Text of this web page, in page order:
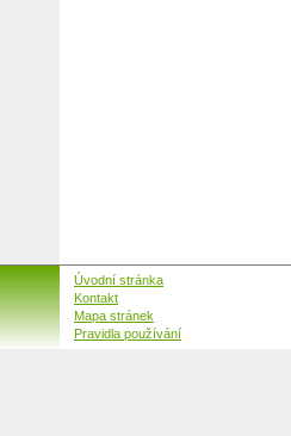
Úvodní stránka
Kontakt
Mapa stránek
Pravidla používání